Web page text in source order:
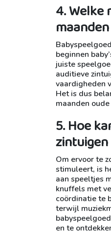
4.
beginnen
juiste
auditieve
vaardigheden
Het is dus
maanden
5. Hoe
Om ervoor te
stimuleert, is
aan speeltjes
knuffels met
coördinatie te
terwijl
en te